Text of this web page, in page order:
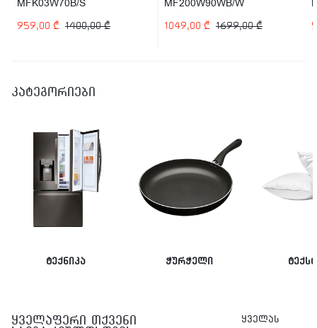
MFK03W70B/S
1400,00₾
959,00 ₾
MF200W90WB/W
1699,00₾
1049,00 ₾
კატეგორიები
ტექნიკა ჭურჭელი
ყველაფერი თქვენი
ყველას